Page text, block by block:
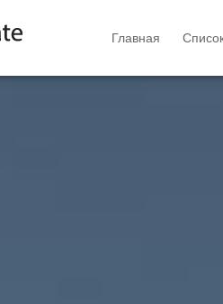
Главная